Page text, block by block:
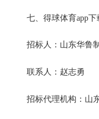
七、得球体育app
招标人：山东华鲁
联系人：赵志勇
招标代理机构：山